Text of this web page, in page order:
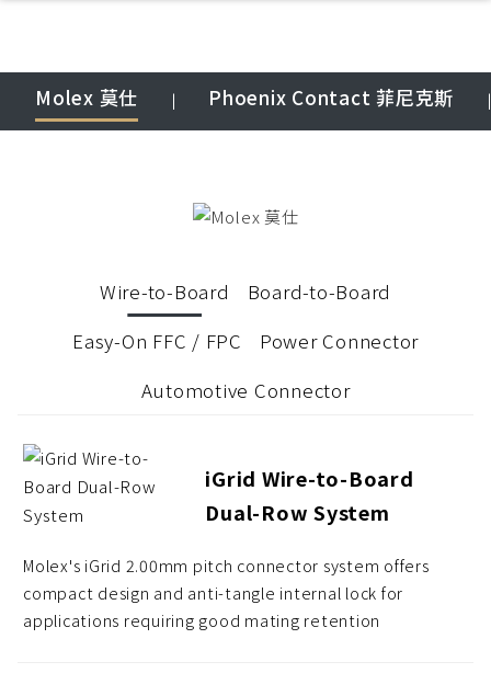
Molex 莫仕 Phoenix Contact 菲尼克斯
Wire-to-Board
Board-to-Board
Easy-On FFC / FPC
Power Connector
Automotive Connector
iGrid Wire-to-Board
Dual-Row System
Molex's iGrid 2.00mm pitch connector system offers
compact design and anti-tangle internal lock for
applications requiring good mating retention